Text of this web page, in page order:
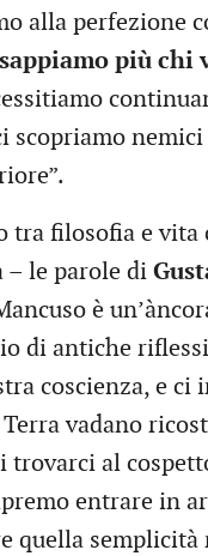
alla perfezione
più chi
scopriamo
tra filosofia e
– le parole di
è
di antiche
coscienza, e ci
vadano
trovarci al
entrare in
quella